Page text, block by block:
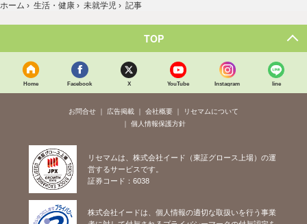
ホーム › 生活・健康 › 未就学児 › 記事
TOP
Home Facebook X YouTube Instagram line
お問合せ 広告掲載 会社概要
リセマムについて
個人情報保護方針
リセマムは、株式会社イード（東証グロース上場）の運
営するサービスです。
証券コード：6038
株式会社イードは、個人情報の適切な取扱いを行う事業